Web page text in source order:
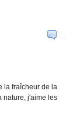
…
la fraîcheur de la
nature, j'aime les